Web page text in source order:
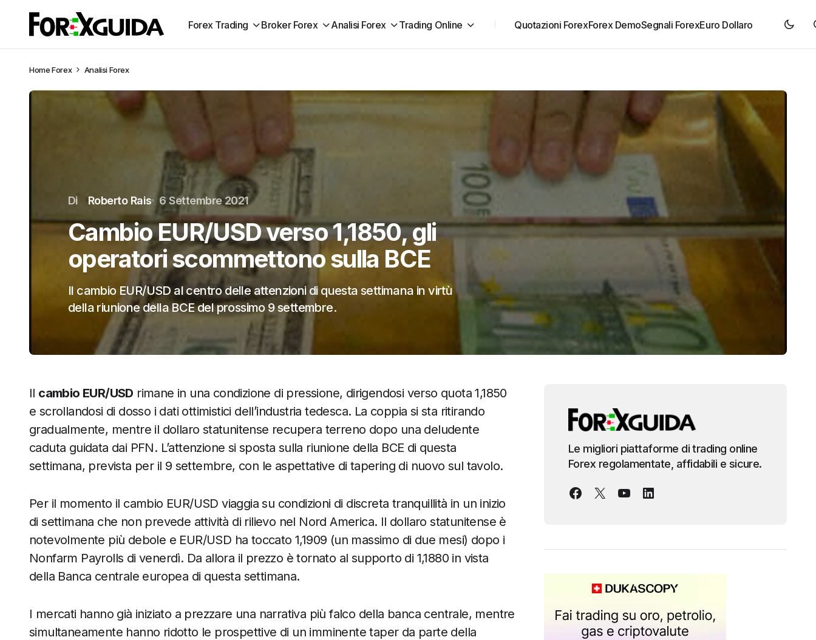
Forex Trading Broker Forex Analisi Forex Trading Online Quotazioni ForexForex DemoSegnali ForexEuro Dollaro
HomeForex Analisi Forex
Di Roberto Rais 6 Settembre 2021
Cambio EUR/USD verso 1,1850, gli
operatori scommettono sulla BCE
Il cambio EUR/USD al centro delle attenzioni di questa settimana in virtù
della riunione della BCE del prossimo 9 settembre.
Il cambio EUR/USD rimane in una condizione di pressione, dirigendosi verso quota 1,1850
e scrollandosi di dosso i dati ottimistici dell’industria tedesca. La coppia si sta ritirando
gradualmente, mentre il dollaro statunitense recupera terreno dopo una deludente
caduta guidata dai PFN. L’attenzione si sposta sulla riunione della BCE di questa
settimana, prevista per il 9 settembre, con le aspettative di tapering di nuovo sul tavolo.
Per il momento il cambio EUR/USD viaggia su condizioni di discreta tranquillità in un inizio
di settimana che non prevede attività di rilievo nel Nord America. Il dollaro statunitense è
notevolmente più debole e EUR/USD ha toccato 1,1909 (un massimo di due mesi) dopo i
Nonfarm Payrolls di venerdì. Da allora il prezzo è tornato al supporto di 1,1880 in vista
della Banca centrale europea di questa settimana.
I mercati hanno già iniziato a prezzare una narrativa più falco della banca centrale, mentre
simultaneamente hanno ridotto le prospettive di un imminente taper da parte della
Le migliori piattaforme di trading online
Forex regolamentate, affidabili e sicure.